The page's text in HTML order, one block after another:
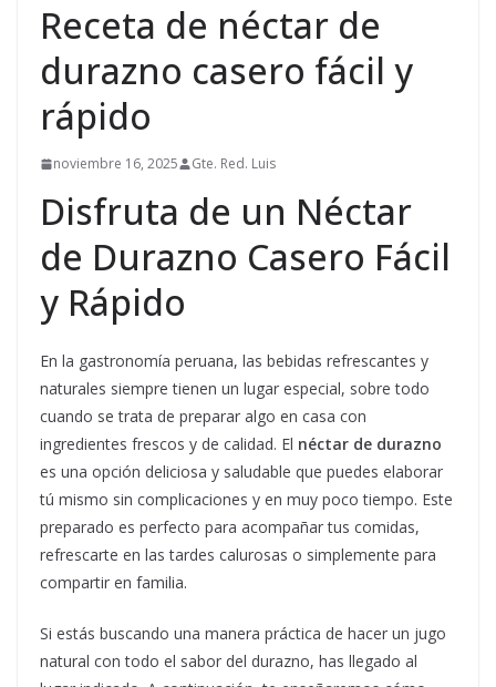
Receta de néctar de
durazno casero fácil y
rápido
noviembre 16, 2025 Gte. Red. Luis
Disfruta de un Néctar
de Durazno Casero Fácil
y Rápido
En la gastronomía peruana, las bebidas refrescantes y
naturales siempre tienen un lugar especial, sobre todo
cuando se trata de preparar algo en casa con
ingredientes frescos y de calidad. El néctar de durazno
es una opción deliciosa y saludable que puedes elaborar
tú mismo sin complicaciones y en muy poco tiempo. Este
preparado es perfecto para acompañar tus comidas,
refrescarte en las tardes calurosas o simplemente para
compartir en familia.
Si estás buscando una manera práctica de hacer un jugo
natural con todo el sabor del durazno, has llegado al